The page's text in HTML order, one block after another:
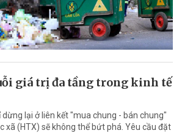
giá trị đa tầng trong kinh tế
dừng lại ở liên kết "mua chung - bán chung"
xã (HTX) sẽ không thể bứt phá. Yêu cầu đặt